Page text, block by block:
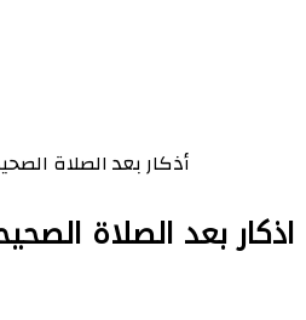
اذكار بعد الصلاة